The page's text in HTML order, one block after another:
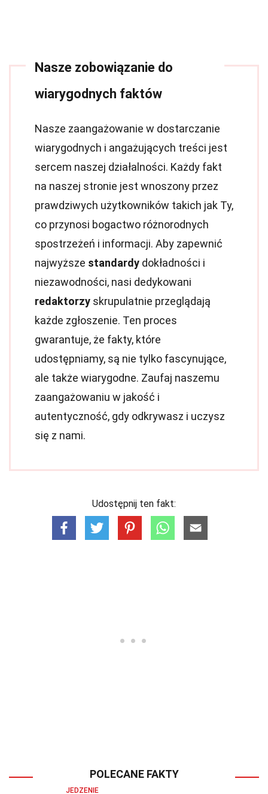
Nasze zobowiązanie do
wiarygodnych faktów
Nasze zaangażowanie w dostarczanie
wiarygodnych i angażujących treści jest
sercem naszej działalności. Każdy fakt
na naszej stronie jest wnoszony przez
prawdziwych użytkowników takich jak Ty,
co przynosi bogactwo różnorodnych
spostrzeżeń i informacji. Aby zapewnić
najwyższe standardy dokładności i
niezawodności, nasi dedykowani
redaktorzy skrupulatnie przeglądają
każde zgłoszenie. Ten proces
gwarantuje, że fakty, które
udostępniamy, są nie tylko fascynujące,
ale także wiarygodne. Zaufaj naszemu
zaangażowaniu w jakość i
autentyczność, gdy odkrywasz i uczysz
się z nami.
Udostępnij ten fakt:
POLECANE FAKTY
JEDZENIE